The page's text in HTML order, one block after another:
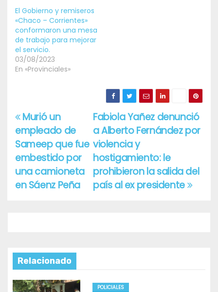
El Gobierno y remiseros
«Chaco – Corrientes»
conformaron una mesa
de trabajo para mejorar
el servicio.
03/08/2023
En «Provinciales»
Navegación
de
entradas
Fabiola Yañez denunció
a Alberto Fernández por
violencia y
hostigamiento: le
prohibieron la salida del
país al ex presidente
Murió un
empleado de
Sameep que fue
embestido por
una camioneta
en Sáenz Peña
Relacionado
POLICIALES